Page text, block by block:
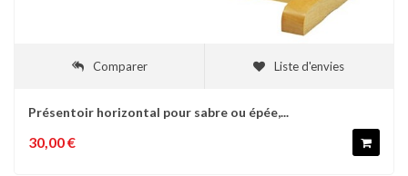
Comparer Liste d'envies
Présentoir horizontal pour sabre ou épée,...
30,00 €